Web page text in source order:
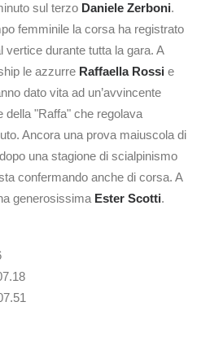
sul terzo Daniele Zerboni.
femminile la corsa ha registrato
vertice durante tutta la gara. A
le azzurre Raffaella Rossi e
dato vita ad un’avvincente
della "Raffa" che regolava
Ancora una prova maiuscola di
una stagione di scialpinismo
confermando anche di corsa. A
generosissima Ester Scotti.